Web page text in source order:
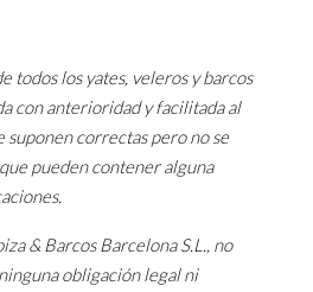
todos los yates, veleros y barcos
con anterioridad y facilitada al
suponen correctas pero no se
pueden contener alguna
& Barcos Barcelona S.L., no
obligación legal ni